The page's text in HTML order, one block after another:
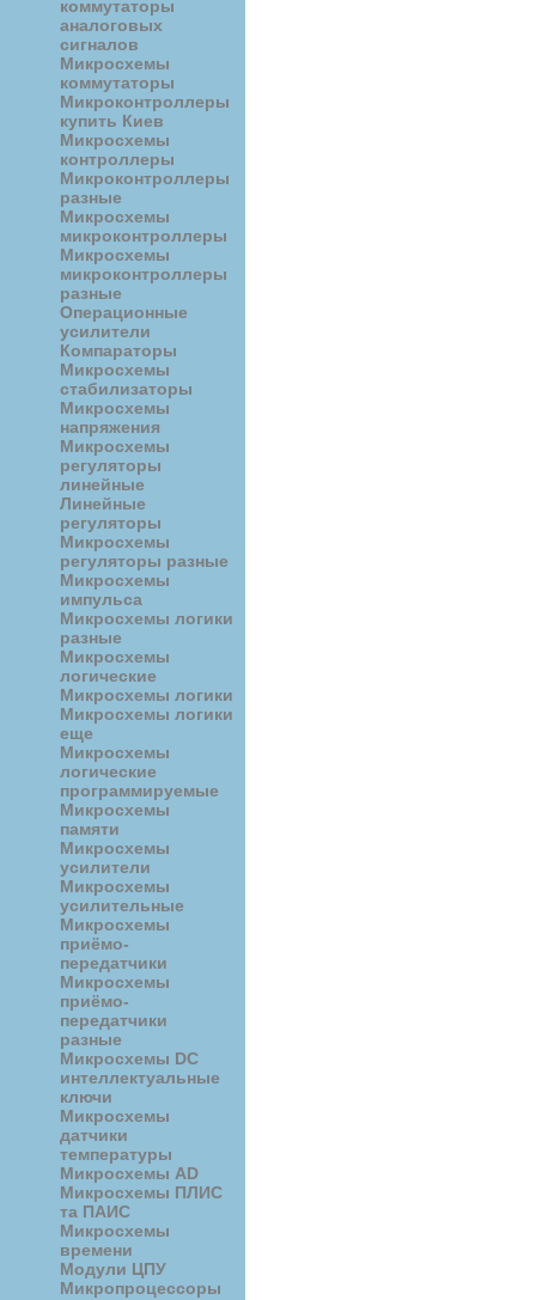
коммутаторы
аналоговых
сигналов
Микросхемы
коммутаторы
Микроконтроллеры
купить Киев
Микросхемы
контроллеры
Микроконтроллеры
разные
Микросхемы
микроконтроллеры
Микросхемы
микроконтроллеры
разные
Операционные
усилители
Компараторы
Микросхемы
стабилизаторы
Микросхемы
напряжения
Микросхемы
регуляторы
линейные
Линейные
регуляторы
Микросхемы
регуляторы разные
Микросхемы
импульса
Микросхемы логики
разные
Микросхемы
логические
Микросхемы логики
Микросхемы логики
еще
Микросхемы
логические
программируемые
Микросхемы
памяти
Микросхемы
усилители
Микросхемы
усилительные
Микросхемы
приёмо-
передатчики
Микросхемы
приёмо-
передатчики
разные
Микросхемы DC
интеллектуальные
ключи
Микросхемы
датчики
температуры
Микросхемы AD
Микросхемы ПЛИС
та ПАИС
Микросхемы
времени
Модули ЦПУ
Микропроцессоры